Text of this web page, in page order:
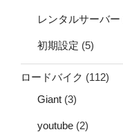
レンタルサーバー
初期設定 (5)
ロードバイク (112)
Giant (3)
youtube (2)